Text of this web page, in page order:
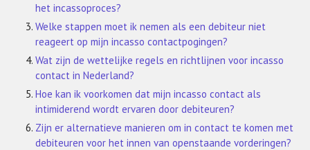
het incassoproces?
Welke stappen moet ik nemen als een debiteur niet
reageert op mijn incasso contactpogingen?
Wat zijn de wettelijke regels en richtlijnen voor incasso
contact in Nederland?
Hoe kan ik voorkomen dat mijn incasso contact als
intimiderend wordt ervaren door debiteuren?
Zijn er alternatieve manieren om in contact te komen met
debiteuren voor het innen van openstaande vorderingen?